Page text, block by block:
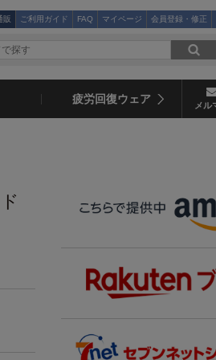
販 ご利用ガイド FAQ マイページ 会員登録・修正
疲労回復ウェア メル